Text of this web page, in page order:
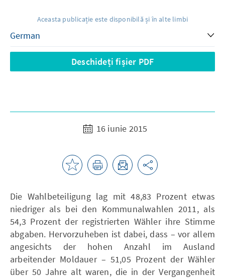
Aceasta publicație este disponibilă și în alte limbi
Deschideți fișier PDF
16 iunie 2015
Die Wahlbeteiligung lag mit 48,83 Prozent etwas
niedriger als bei den Kommunalwahlen 2011, als
54,3 Prozent der registrierten Wähler ihre Stimme
abgaben. Hervorzuheben ist dabei, dass – vor allem
angesichts der hohen Anzahl im Ausland
arbeitender Moldauer – 51,05 Prozent der Wähler
über 50 Jahre alt waren, die in der Vergangenheit